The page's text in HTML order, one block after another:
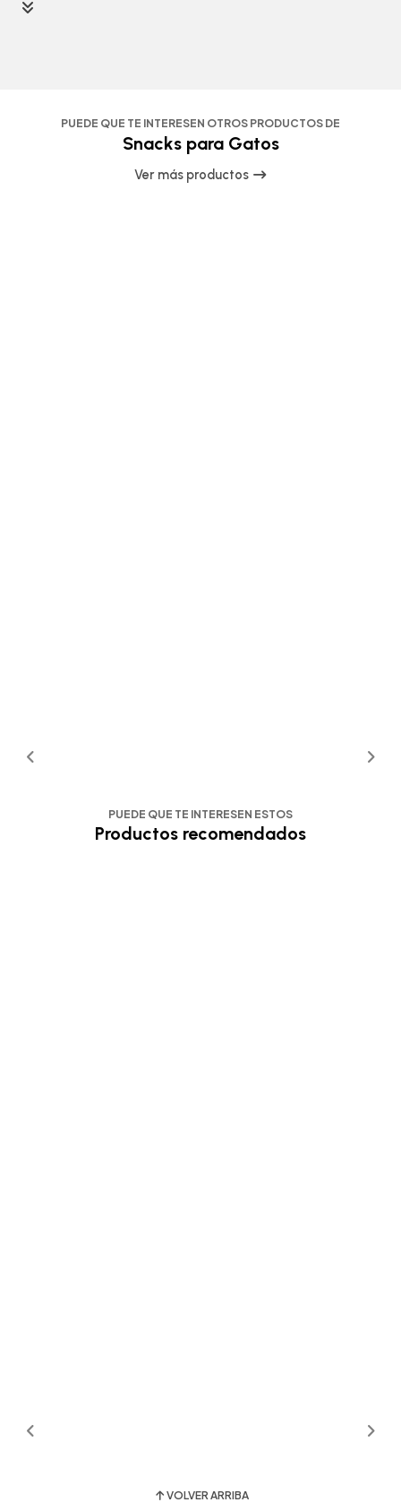
PUEDE QUE TE INTERESEN OTROS PRODUCTOS DE
Snacks para Gatos
Ver más productos
PUEDE QUE TE INTERESEN ESTOS
Productos recomendados
VOLVER ARRIBA